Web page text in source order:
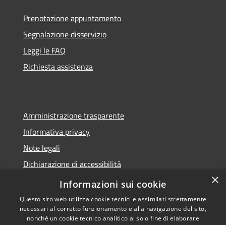
Prenotazione appuntamento
Segnalazione disservizio
Leggi le FAQ
Richiesta assistenza
Amministrazione trasparente
Informativa privacy
Note legali
Dichiarazione di accessibilità
Link app municipium
×
Informazioni sui cookie
Questo sito web utilizza cookie tecnici e assimilati strettamente
necessari al corretto funzionamento e alla navigazione del sito,
nonché un cookie tecnico analitico al solo fine di elaborare